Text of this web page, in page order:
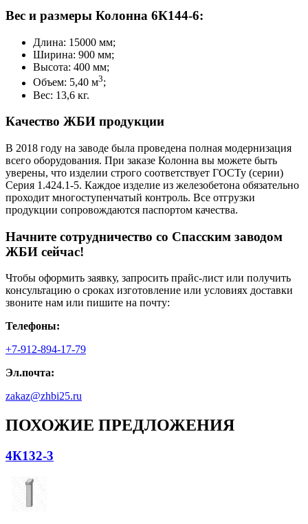
Вес и размеры Колонна 6К144-6:
Длина: 15000 мм;
Ширина: 900 мм;
Высота: 400 мм;
Объем: 5,40 м3;
Вес: 13,6 кг.
Качество ЖБИ продукции
В 2018 году на заводе была проведена полная модернизация
всего оборудования. При заказе Колонна вы можете быть
уверены, что изделии строго соответствует ГОСТу (серии)
Серия 1.424.1-5. Каждое изделие из железобетона обязательно
проходит многоступенчатый контроль. Все отгрузки
продукции сопровождаются паспортом качества.
Начните сотрудничество со Cпасским заводом
ЖБИ сейчас!
Чтобы оформить заявку, запросить прайс-лист или получить
консультацию о сроках изготовление или условиях доставки
звоните нам или пишите на почту:
Телефоны:
+7-912-894-17-79
Эл.почта:
zakaz@zhbi25.ru
ПОХОЖИЕ ПРЕДЛОЖЕНИЯ
4К132-3